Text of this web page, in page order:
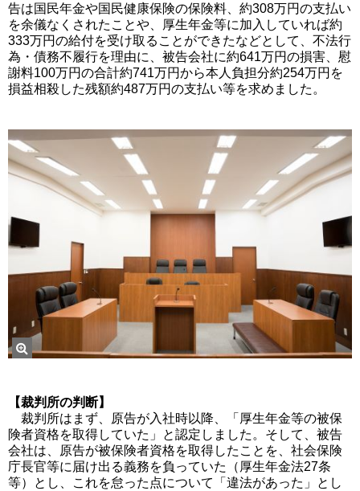
告は国民年金や国民健康保険の保険料、約308万円の支払い
を余儀なくされたことや、厚生年金等に加入していれば約
333万円の給付を受け取ることができたなどとして、不法行
為・債務不履行を理由に、被告会社に約641万円の損害、慰
謝料100万円の合計約741万円から本人負担分約254万円を
損益相殺した残額約487万円の支払い等を求めました。
【裁判所の判断】
裁判所はまず、原告が入社時以降、「厚生年金等の被保
険者資格を取得していた」と認定しました。そして、被告
会社は、原告が被保険者資格を取得したことを、社会保険
庁長官等に届け出る義務を負っていた（厚生年金法27条
等）とし、これを怠った点について「違法があった」とし